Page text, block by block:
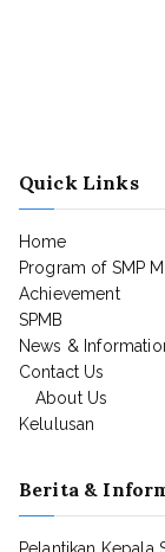
Quick Links
Home
Program of SMP
Achievement
SPMB
News &
Contact Us
About Us
Kelulusan
Berita &